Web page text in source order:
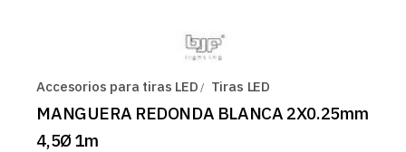
Accesorios para tiras LED Tiras LED
MANGUERA REDONDA BLANCA 2X0.25mm
4,5Ø 1m